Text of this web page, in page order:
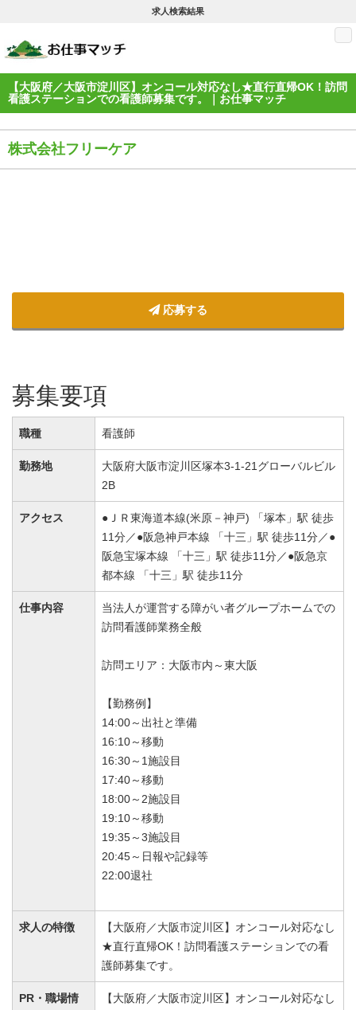
求人検索結果
【大阪府／大阪市淀川区】オンコール対応なし★直行直帰OK！訪問
看護ステーションでの看護師募集です。｜お仕事マッチ
株式会社フリーケア
応募する
募集要項
職種 看護師
勤務地
大阪府大阪市淀川区塚本3-1-21グローバルビル
2B
アクセス
●ＪＲ東海道本線(米原－神戸) 「塚本」駅 徒歩
11分／●阪急神戸本線 「十三」駅 徒歩11分／●
阪急宝塚本線 「十三」駅 徒歩11分／●阪急京
都本線 「十三」駅 徒歩11分
仕事内容
当法人が運営する障がい者グループホームでの
訪問看護師業務全般
訪問エリア：大阪市内～東大阪
【勤務例】
14:00～出社と準備
16:10～移動
16:30～1施設目
17:40～移動
18:00～2施設目
19:10～移動
19:35～3施設目
20:45～日報や記録等
22:00退社
求人の特徴
【大阪府／大阪市淀川区】オンコール対応なし
★直行直帰OK！訪問看護ステーションでの看
護師募集です。
PR・職場情
【大阪府／大阪市淀川区】オンコール対応なし